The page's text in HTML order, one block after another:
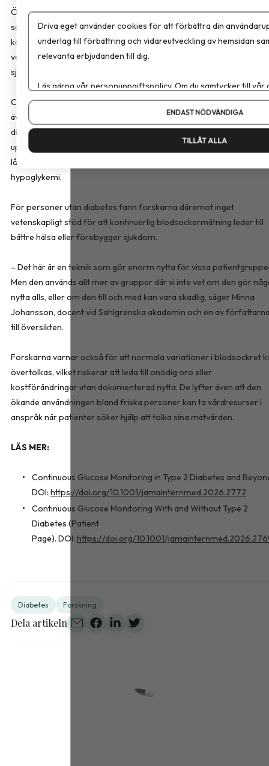
Översikten som har publicerats iJAMA Internal Medicine
sammanfattar det aktuella vetenskapliga kunskapsläget om
kontinuerliga blodsockermätare (CGM). Enligt forskarna saknas
vetenskapligt stöd för att tekniken förbättrar hälsan eller
sjukdom hos personer utan diabetes.
CGM utvecklades för personer med typ 1-diabetes och används i
även av många med typ 2-diabetes. För personer med typ 2-
diabetes kan tekniken underlätta behandlingen, minska behovet av
upprepade fingerstick och ge en mindre förbättring av
långtidsblodsockret, särskilt hos personer med ökad risk för
hypoglykemi.
För personer utan diabetes fann forskarna däremot inget
vetenskapligt stöd för att kontinuerlig blodsockermätning leder till
bättre hälsa eller förebygger sjukdom.
– Det här är en teknik som gör enorm nytta för vissa
Men den används allt mer av grupper där vi inte vet om den gör
nytta alls, eller om den till och med kan vara skadlig, säger Minna
Johansson, docent vid Sahlgrenska akademin och en av
till översikten.
Forskarna varnar också för att normala variationer i blodsockret
övertolkas, vilket riskerar att leda till onödig oro eller
kostförändringar utan dokumenterad nytta. De lyfter även att den
ökande användningen bland friska personer kan ta vårdresurser i
anspråk när patienter söker hjälp att tolka sina mätvärden.
LÄS MER:
Continuous Glucose Monitoring in Type 2 Diabetes and
DOI: https://doi.org/10.1001/jamainternmed.2026.2772
Continuous Glucose Monitoring With and Without Type 2
Diabetes (Patient
Page). DOI: https://doi.org/10.1001/
Diabetes Forskning
Dela artikeln
Driva eget använder cookies för att förbättra din
underlag till förbättring och vidareutveckling av hemsidan
relevanta erbjudanden till dig.
Läs gärna vårpersonuppgiftspolicy. Om du samtycker till vår
Om du vill ändra ditt val i efterhand hittar du den möjligheten
ENDAST NÖDVÄNDIGA
TILLÅT ALLA